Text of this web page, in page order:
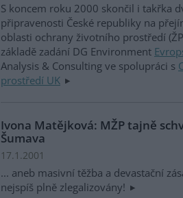
S koncem roku 2000 skončil i takřka
připravenosti České republiky na
oblasti ochrany životního prostředí
základě zadání DG Environment
Analysis & Consulting ve spolupráci s
prostředí UK
Ivona Matějková: MŽP tajně
Šumava
17.1.2001
... aneb masivní těžba a devastační
nejspíš plně zlegalizovány!